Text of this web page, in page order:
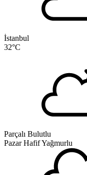
İstanbul
32°C
Parçalı Bulutlu
Pazar Hafif Yağmurlu